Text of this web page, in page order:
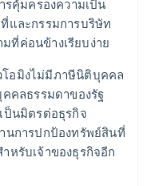
รคุ้มครองความเป็น
และกรรมการบริษัท
ที่ค่อนข้างเรียบง่าย
โอมิงไม่มีภาษีนิติบุคคล
คลธรรมดาของรัฐ
ป็นมิตรต่อธุรกิจ
นการปกป้องทรัพย์สินที่
หรับเจ้าของธุรกิจอีก